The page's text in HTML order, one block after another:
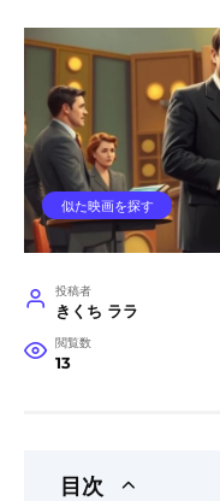
似た映画を探す
投稿者
きくち ララ
閲覧数
13
目次